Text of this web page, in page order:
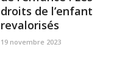
droits de l’enfant
revalorisés
19 novembre 2023